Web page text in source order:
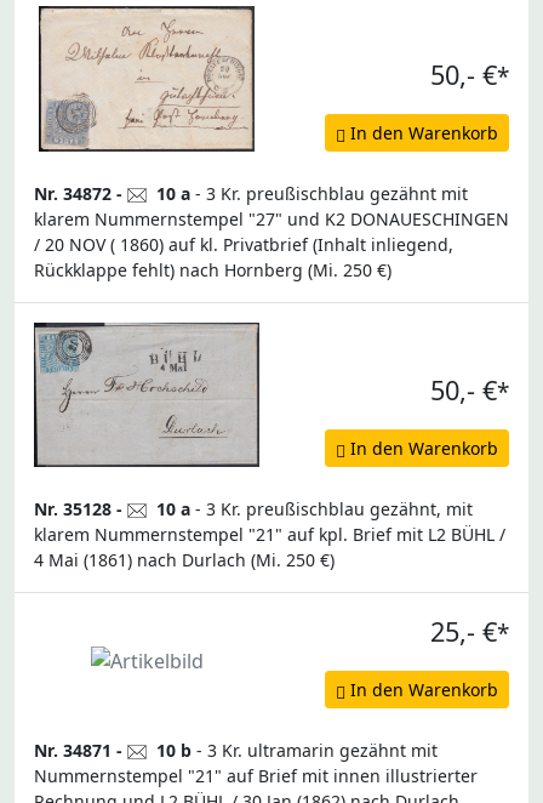
50,- €*
In den Warenkorb
Nr. 34872 - 10 a - 3 Kr. preußischblau gezähnt mit
klarem Nummernstempel "27" und K2 DONAUESCHINGEN
/ 20 NOV ( 1860) auf kl. Privatbrief (Inhalt inliegend,
Rückklappe fehlt) nach Hornberg (Mi. 250 €)
50,- €*
In den Warenkorb
Nr. 35128 - 10 a - 3 Kr. preußischblau gezähnt, mit
klarem Nummernstempel "21" auf kpl. Brief mit L2 BÜHL /
4 Mai (1861) nach Durlach (Mi. 250 €)
25,- €*
In den Warenkorb
Nr. 34871 - 10 b - 3 Kr. ultramarin gezähnt mit
Nummernstempel "21" auf Brief mit innen illustrierter